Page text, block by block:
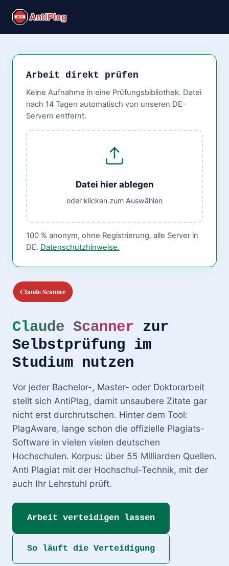
Claude Scanner zur
Selbstprüfung im
Studium nutzen
Vor jeder Bachelor-, Master- oder Doktorarbeit
stellt sich AntiPlag, damit unsaubere Zitate gar
nicht erst durchrutschen. Hinter dem Tool:
PlagAware, lange schon die offizielle Plagiats-
Software in vielen vielen deutschen
Hochschulen. Korpus: über 55 Milliarden Quellen.
Anti Plagiat mit der Hochschul-Technik, mit der
auch Ihr Lehrstuhl prüft.
Arbeit verteidigen lassen
So läuft die Verteidigung
Arbeit direkt prüfen
Keine Aufnahme in eine Prüfungsbibliothek. Datei
nach 14 Tagen automatisch von unseren DE-
Servern entfernt.
Datei hier ablegen
oder klicken zum Auswählen
100 % anonym, ohne Registrierung, alle Server in
DE. Datenschutzhinweise.